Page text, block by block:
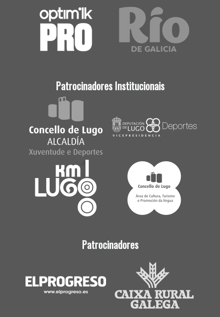
Patrocinadores Institucionais
Patrocinadores